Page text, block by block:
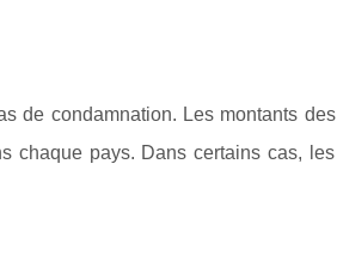
de condamnation. Les montants
chaque pays. Dans certains cas,